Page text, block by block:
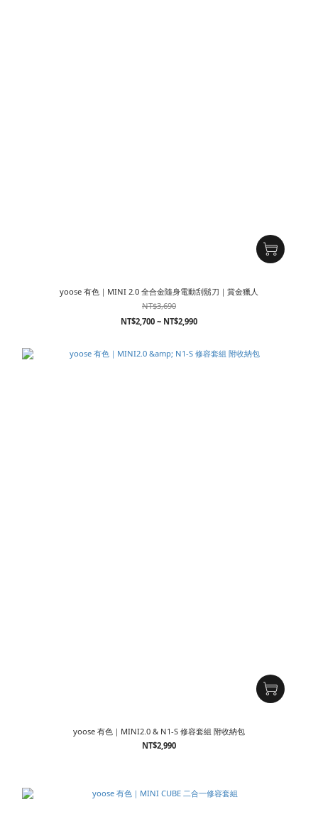
yoose 有色｜MINI 2.0 全合金隨身電動刮鬍刀｜賞金獵人
NT$3,690
NT$2,700 ~ NT$2,990
yoose 有色｜MINI2.0 & N1-S 修容套組 附收納包
NT$2,990